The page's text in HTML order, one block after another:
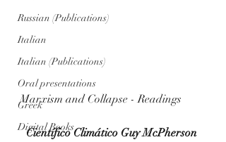
Russian (Publications)
Italian
Italian (Publications)
Oral presentations
Greek
Digital Books
Marxism and Collapse - Readings
Científico Climático Guy McPherson